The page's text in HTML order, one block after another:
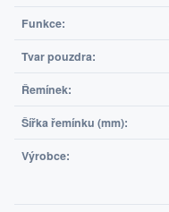
Funkce:
Tvar pouzdra:
Řemínek:
Šířka řemínku (mm):
Výrobce: